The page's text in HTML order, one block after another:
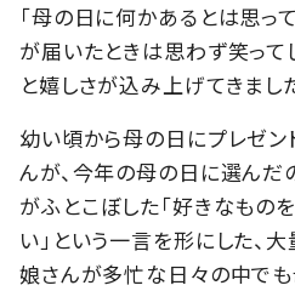
「母の日に何かあるとは思っ
が届いたときは思わず笑って
と嬉しさが込み上げてきまし
幼い頃から母の日にプレゼン
んが、今年の母の日に選んだ
がふとこぼした「好きなもの
い」という一言を形にした、大
娘さんが多忙な日々の中で